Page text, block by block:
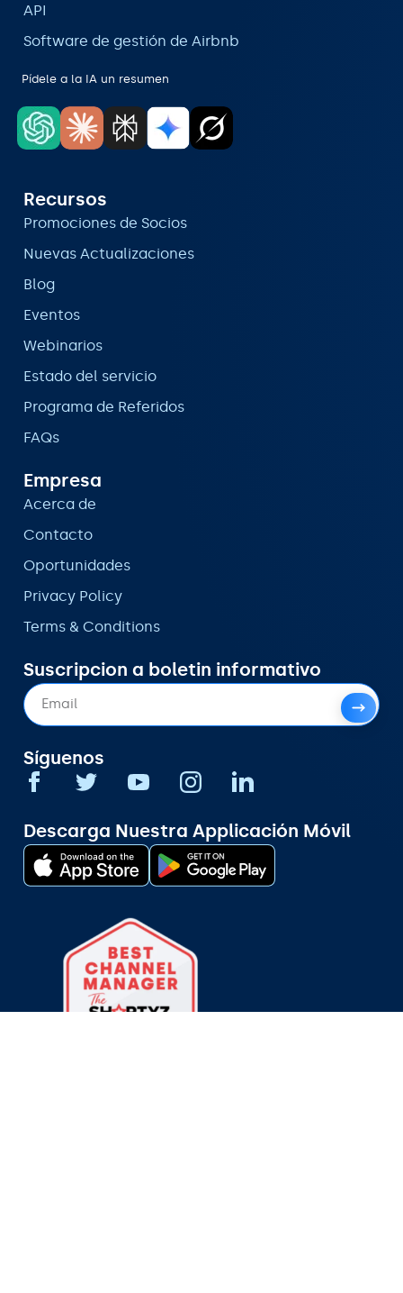
API
Software de gestión de Airbnb
Pídele a la IA un resumen
Recursos
Promociones de Socios
Nuevas Actualizaciones
Blog
Eventos
Webinarios
Estado del servicio
Programa de Referidos
FAQs
Empresa
Acerca de
Contacto
Oportunidades
Privacy Policy
Terms & Conditions
Suscripcion a boletin informativo
Síguenos
Descarga Nuestra Applicación Móvil